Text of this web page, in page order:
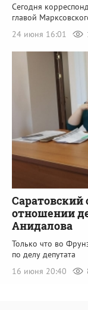
Сегодня
главой
24 июня 16:01
Саратовский
отношении
Анидалова
Только что во
по делу депутата
16 июня 20:40